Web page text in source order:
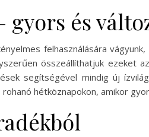
gyors és
felhasználására
összeállíthatjuk ezeket
segítségével mindig új
hétköznapokon, amikor